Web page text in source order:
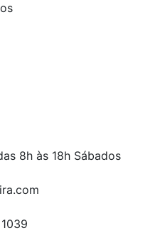
8h às 18h Sábados